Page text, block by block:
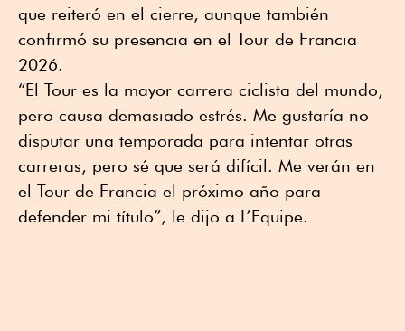
que reiteró en el cierre, aunque también
confirmó su presencia en el Tour de Francia
2026.
“El Tour es la mayor carrera ciclista del mundo,
pero causa demasiado estrés. Me gustaría no
disputar una temporada para intentar otras
carreras, pero sé que será difícil. Me verán en
el Tour de Francia el próximo año para
defender mi título”, le dijo a L’Equipe.